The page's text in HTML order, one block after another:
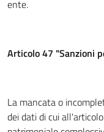
ente.
Articolo 47 "Sanzioni
La mancata o
dei dati di cui